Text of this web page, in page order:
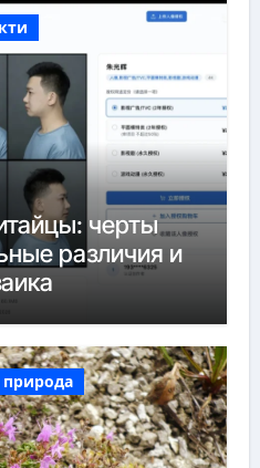
черты
различия и
природа